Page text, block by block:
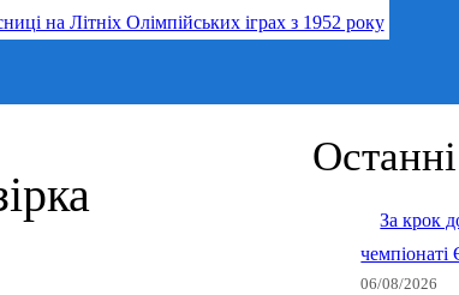
на Літніх Олімпійських іграх з 1952 року
За крок
06/08/2026